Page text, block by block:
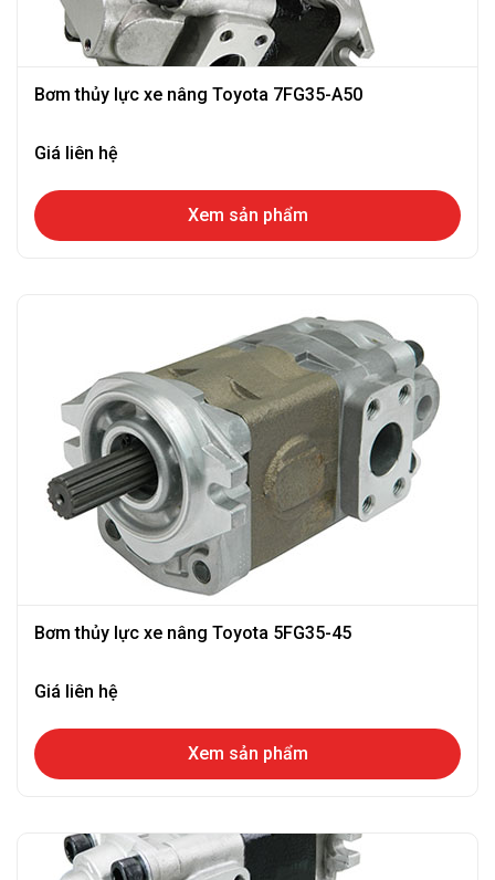
Bơm thủy lực xe nâng Toyota 7FG35-A50
Giá liên hệ
Xem sản phẩm
Bơm thủy lực xe nâng Toyota 5FG35-45
Giá liên hệ
Xem sản phẩm